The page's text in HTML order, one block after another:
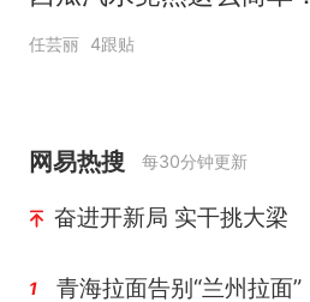
任芸丽 4跟贴
网易热搜 每30分钟更新
奋进开新局 实干挑大梁
1 青海拉面告别“兰州拉面”